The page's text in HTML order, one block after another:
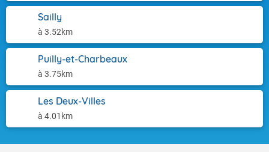
Sailly
à 3.52km
Puilly-et-Charbeaux
à 3.75km
Les Deux-Villes
à 4.01km